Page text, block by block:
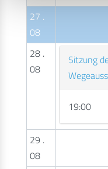
27 .
08
28 .
08
Sitzung
19:00
29 .
08